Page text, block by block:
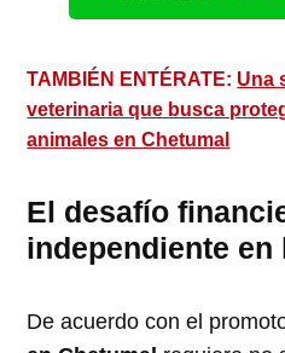
TAMBIÉN ENTÉRATE: Una
veterinaria que busca
animales en Chetumal
El desafío
independiente en
De acuerdo con el